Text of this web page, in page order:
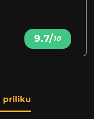
9.7/10
priliku